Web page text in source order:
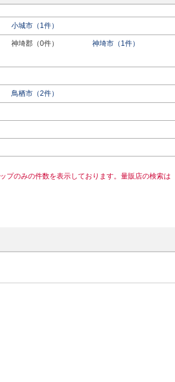
小城市（1件）
神埼郡（0件）
神埼市（1件）
鳥栖市（2件）
プのみの件数を表示しております。量販店の検索は